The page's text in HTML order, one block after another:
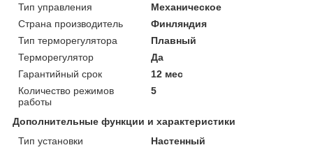
Тип управления
Механическое
Страна производитель
Финляндия
Тип терморегулятора
Плавный
Терморегулятор
Да
Гарантийный срок
12 мес
Количество режимов
работы
5
Дополнительные функции и характеристики
Тип установки
Настенный